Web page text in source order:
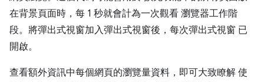
在背景頁面時，每 1 秒就會計為一次觀看 瀏覽器工作階
段。將彈出式視窗加入彈出式視窗後，每次彈出式視窗 已
開啟。
查看額外資訊中每個網頁的瀏覽量資料，即可大致瞭解 使